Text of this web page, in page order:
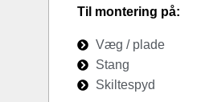
Til montering på:
Væg / plade
Stang
Skiltespyd